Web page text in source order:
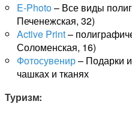
E-Photo– Все виды
Печенежская, 32)
Active Print–
Соломенская, 16)
Фотосувенир– Подарки
чашках и тканях
Туризм: